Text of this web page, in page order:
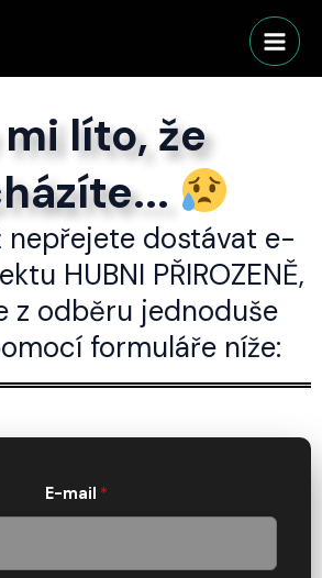
Main
líto, že
nepřejete dostávat e-
HUBNI PŘIROZENĚ,
z odběru jednoduše
formuláře níže:
E-mail *